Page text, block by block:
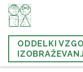
ODDELKI